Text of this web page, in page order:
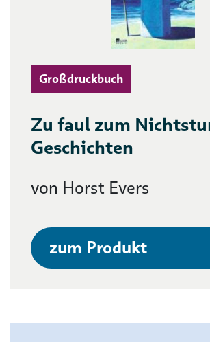
Großdruckbuch
Zu faul zum
Geschichten
von Horst Evers
zum Produkt